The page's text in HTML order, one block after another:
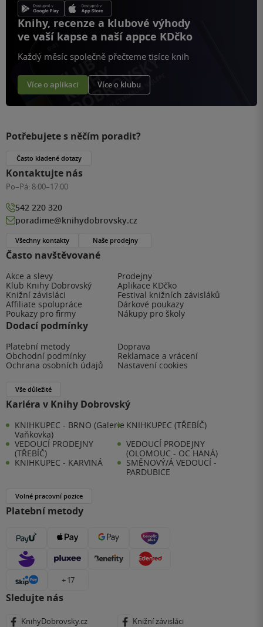
Knihy, recenze a klubové výhody
ve vaší kapse a naší appce KDčko
Každý měsíc společně přečteme tisíce knih
Více o aplikaci Více o klubu
Často navštěvované
Akce a slevy
Prodejny
Klub Knihy Dobrovský
Aplikace KDčko
Knižní závisláci
Festival knižních závisláků
Affiliate spolupráce
Dárkové poukazy
Poukazy pro firmy
Nákupy pro školy
Dodací podmínky
Platební metody
Doprava
Obchodní podmínky
Reklamace a vrácení
Ochrana osobních údajů
Nastavení cookies
Vše důležité
Kariéra v Knihy Dobrovský
KNIHKUPEC - BRNO (Galerie
Vaňkovka)
KNIHKUPEC (TŘEBÍČ)
VEDOUCÍ PRODEJNY
(TŘEBÍČ)
VEDOUCÍ PRODEJNY
(OLOMOUC - OC HANÁ)
KNIHKUPEC - KARVINÁ
SMĚNOVÝ/Á VEDOUCÍ -
PARDUBICE
Volné pracovní pozice
Platební metody
+ 17
Sledujte nás
KnihyDobrovsky.cz Knižní závisláci
Potřebujete s něčím poradit?
Často kladené dotazy
Kontaktujte nás
Po–Pá: 8:00–17:00
542 220 320
poradime@knihydobrovsky.cz
Všechny kontakty Naše prodejny